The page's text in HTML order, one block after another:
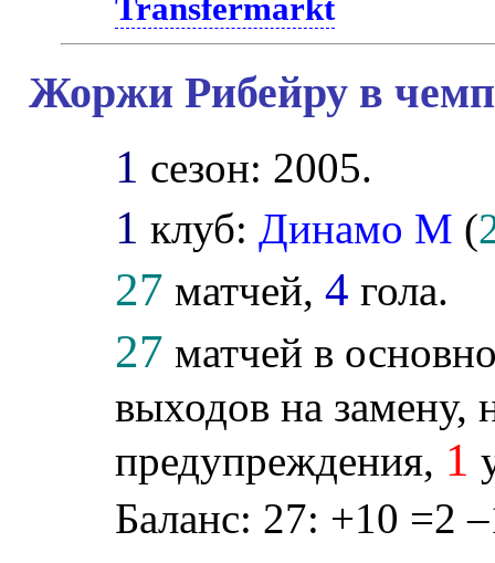
Transfermarkt
Жоржи Рибейру в
1 сезон: 2005.
1 клуб:Динамо М (
27 матчей,4 гола.
27 матчей в
выходов на замену,
предупреждения, 1
Баланс: 27: +10 =2